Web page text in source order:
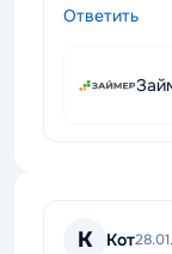
Ответить
К Кот